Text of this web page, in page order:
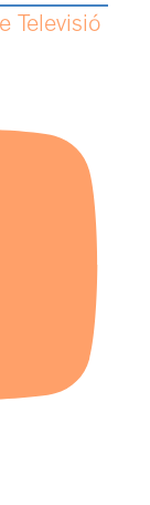
Televisió